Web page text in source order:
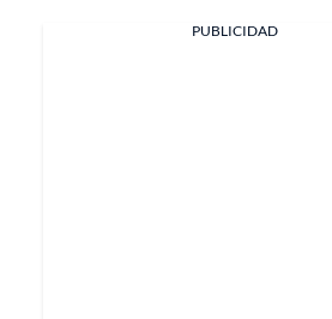
PUBLICIDAD